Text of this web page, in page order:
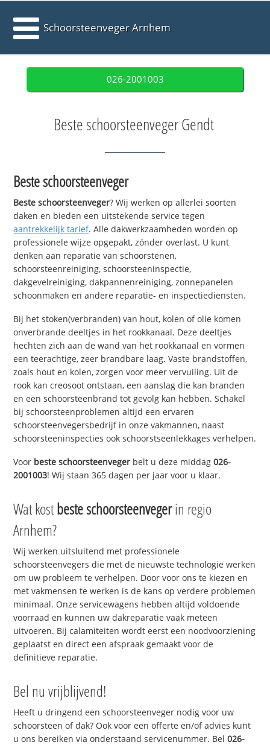
Schoorsteenveger Arnhem
026-2001003
Beste schoorsteenveger Gendt
Beste schoorsteenveger
Beste schoorsteenveger? Wij werken op allerlei soorten
daken en bieden een uitstekende service tegen
aantrekkelijk tarief. Alle dakwerkzaamheden worden op
professionele wijze opgepakt, zónder overlast. U kunt
denken aan reparatie van schoorstenen,
schoorsteenreiniging, schoorsteeninspectie,
dakgevelreiniging, dakpannenreiniging, zonnepanelen
schoonmaken en andere reparatie- en inspectiediensten.
Bij het stoken(verbranden) van hout, kolen of olie komen
onverbrande deeltjes in het rookkanaal. Deze deeltjes
hechten zich aan de wand van het rookkanaal en vormen
een teerachtige, zeer brandbare laag. Vaste brandstoffen,
zoals hout en kolen, zorgen voor meer vervuiling. Uit de
rook kan creosoot ontstaan, een aanslag die kan branden
en een schoorsteenbrand tot gevolg kan hebben. Schakel
bij schoorsteenproblemen altijd een ervaren
schoorsteenvegersbedrijf in onze vakmannen, naast
schoorsteeninspecties ook schoorstseenlekkages verhelpen.
Voor beste schoorsteenveger belt u deze middag026-
2001003! Wij staan 365 dagen per jaar voor u klaar.
Wat kostbeste schoorsteenvegerin regio
Arnhem?
Wij werken uitsluitend met professionele
schoorsteenvegers die met de nieuwste technologie werken
om uw probleem te verhelpen. Door voor ons te kiezen en
met vakmensen te werken is de kans op verdere problemen
minimaal. Onze servicewagens hebben altijd voldoende
voorraad en kunnen uw dakreparatie vaak meteen
uitvoeren. Bij calamiteiten wordt eerst een noodvoorziening
geplaatst en direct een afspraak gemaakt voor de
definitieve reparatie.
Bel nu vrijblijvend!
Heeft u dringend een schoorsteenveger nodig voor uw
schoorsteen of dak? Ook voor een offerte en/of advies kunt
u ons bereiken via onderstaand servicenummer. Bel026-